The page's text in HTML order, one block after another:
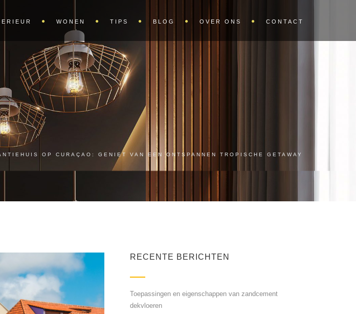
WONEN TIPS BLOG OVER ONS CONTACT
OP CURAÇAO: GENIET VAN EEN ONTSPANNEN TROPISCHE GETAWAY
RECENTE BERICHTEN
Toepassingen en eigenschappen van zandcement
dekvloeren